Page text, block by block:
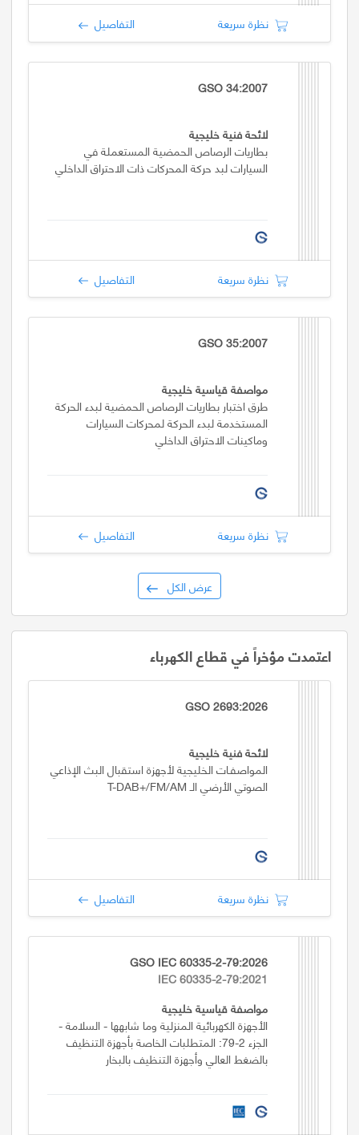
نظرة سريعة التفاصيل
GSO 34:2007
لائحة فنية خليجية
بطاريات الرصاص الحمضية المستعملة في
السيارات لبد حركة المحركات ذات الاحتراق الداخلي
نظرة سريعة التفاصيل
GSO 35:2007
مواصفة قياسية خليجية
طرق اختبار بطاريات الرصاص الحمضية لبدء الحركة
المستخدمة لبدء الحركة لمحركات السيارات
وماكينات الاحتراق الداخلي
نظرة سريعة التفاصيل
عرض الكل
اعتمدت مؤخراً في قطاع الكهرباء
GSO 2693:2026
لائحة فنية خليجية
المواصفـات الخليجية لأجهزة استقبال البث الإذاعي
الصوتي الأرضي الـ T-DAB+/FM/AM
نظرة سريعة التفاصيل
GSO IEC 60335-2-79:2026
IEC 60335-2-79:2021
مواصفة قياسية خليجية
الأجهزة الكهربائية المنزلية وما شابهها - السلامة -
الجزء 2-79: المتطلبات الخاصة بأجهزة التنظيف
بالضغط العالي وأجهزة التنظيف بالبخار